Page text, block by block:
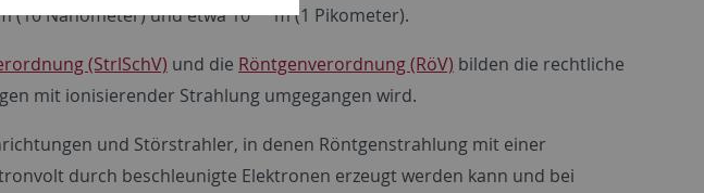
(10 Nanometer) und etwa 10 m (1 Pikometer).
(StrlSchV) und die Röntgenverordnung (RöV) bilden die rechtliche
mit ionisierender Strahlung umgegangen wird.
und Störstrahler, in denen Röntgenstrahlung mit einer
durch beschleunigte Elektronen erzeugt werden kann und bei